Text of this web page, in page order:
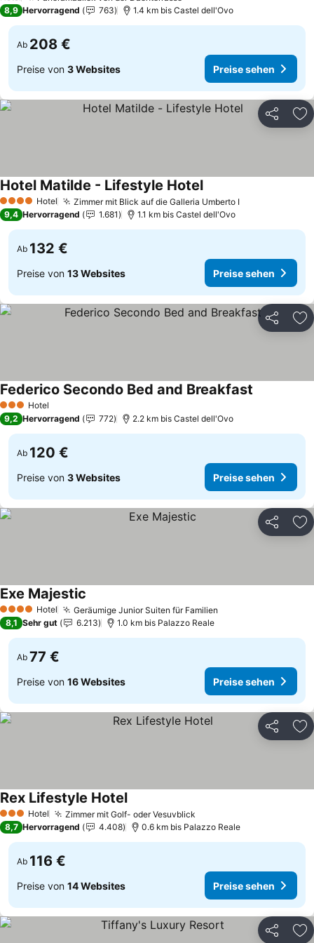
8,9 Hervorragend 763 1.4 km bis Castel dell'Ovo
Ab 208 €
Preise von 3 Websites Preise sehen
Teilen
4 Sterne Hotel Zimmer mit Blick auf die Galleria Umberto IPreise sehen
Hotel Matilde - Lifestyle HotelPreise sehen
9,4 Hervorragend 1.681 1.1 km bis Castel dell'Ovo
Ab 132 €
Preise von 13 Websites Preise sehen
Teilen
3 SterneHotel
Federico Secondo Bed and Breakfast
9,2 Hervorragend 772 2.2 km bis Castel dell'Ovo
Ab 120 €
Preise von 3 Websites Preise sehen
Teilen
4 Sterne Hotel Geräumige Junior Suiten für Familien
Exe Majestic
8,1 Sehr gut 6.213 1.0 km bis Palazzo Reale
Ab 77 €
Preise von 16 Websites Preise sehen
Teilen
3 SterneHotel Zimmer mit Golf- oder Vesuvblick
Rex Lifestyle HotelPreise sehen
8,7 Hervorragend 4.408 0.6 km bis Palazzo Reale
Ab 116 €
Preise von 14 Websites Preise sehen
Teilen